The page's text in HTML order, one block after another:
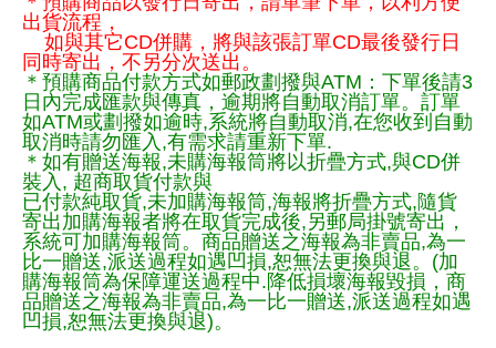
出貨流程，
如與其它CD併購，將與該張訂單CD最後發行日
同時寄出，不另分次送出。
＊預購商品付款方式如郵政劃撥與ATM：下單後請3
日內完成匯款與傳真，逾期將自動取消訂單。訂單
如ATM或劃撥如逾時,系統將自動取消,在您收到自動
取消時請勿匯入,有需求請重新下單.
＊如有贈送海報,未購海報筒將以折疊方式,與CD併
裝入, 超商取貨付款與
已付款純取貨,未加購海報筒,海報將折疊方式,隨貨
寄出加購海報者將在取貨完成後,另郵局掛號寄出，
系統可加購海報筒。商品贈送之海報為非賣品,為一
比一贈送,派送過程如遇凹損,恕無法更換與退。(加
購海報筒為保障運送過程中.降低損壞海報毀損，商
品贈送之海報為非賣品,為一比一贈送,派送過程如遇
凹損,恕無法更換與退)。